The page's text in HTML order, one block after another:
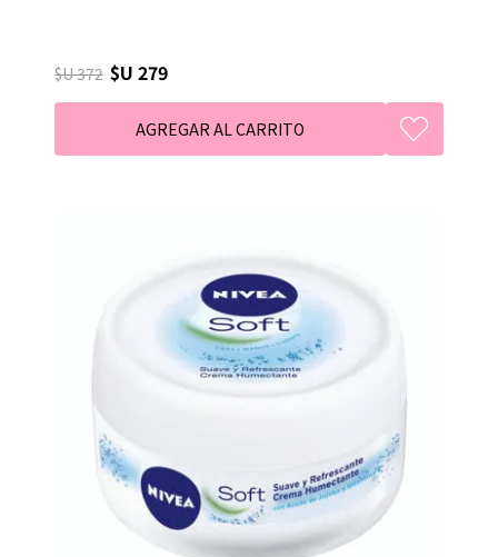
$U 372 $U 279